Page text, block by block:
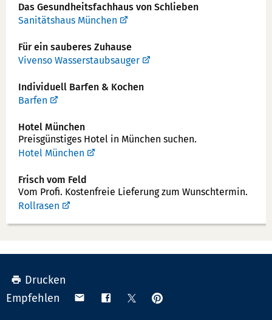
Das Gesundheits­fachhaus von Schlieben
Sanitätshaus München
Für ein sauberes Zuhause
Vivenso Wasserstaubsauger
Individuell Barfen & Kochen
Barfen
Hotel München
Preisgünstiges Hotel in München suchen.
Hotel München
Frisch vom Feld
Vom Profi. Kostenfreie Lieferung zum Wunschtermin.
Rollrasen
Drucken
Empfehlen
Teilen Teilen TeilenAnpinnen
auf